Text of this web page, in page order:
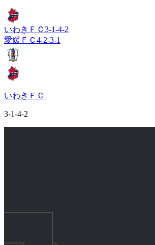
いわきＦＣ 3-1-4-2
愛媛ＦＣ 4-2-3-1
いわきＦＣ
3-1-4-2